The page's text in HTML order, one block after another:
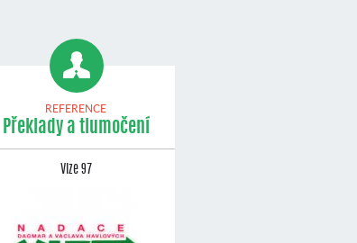
REFERENCE
Překlady a tlumočení
Vize 97